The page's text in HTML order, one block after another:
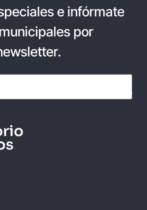
e infórmate
por